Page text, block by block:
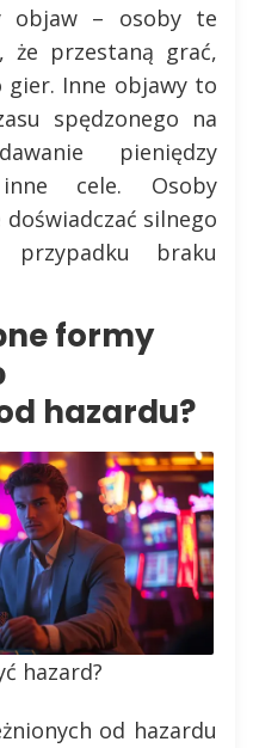
objaw – osoby te
że przestaną grać,
Inne objawy to
spędzonego na
pieniędzy
cele. Osoby
silnego
braku
formy
hazardu?
hazard?
od hazardu